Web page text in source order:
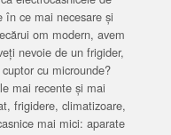
în ce mai necesare și
om modern, avem
nevoie de un frigider,
cu microunde?
mai recente și mai
frigidere, climatizoare,
mai mici: aparate